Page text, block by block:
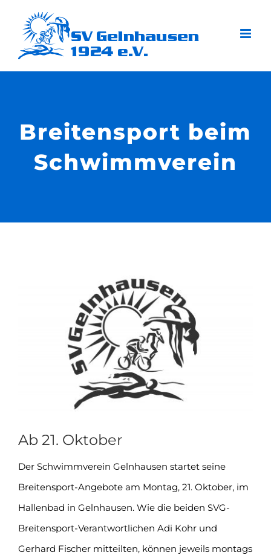
Inhalt
springen
Breitensport beim
Schwimmverein
Ab 21. Oktober
Der Schwimmverein Gelnhausen startet seine
Breitensport-Angebote am Montag, 21. Oktober, im
Hallenbad in Gelnhausen. Wie die beiden SVG-
Breitensport-Verantwortlichen Adi Kohr und
Gerhard Fischer mitteilten, können jeweils montags